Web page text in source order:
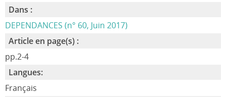
Dans :
DEPENDANCES (n° 60, Juin 2017)
Article en page(s) :
pp.2-4
Langues:
Français